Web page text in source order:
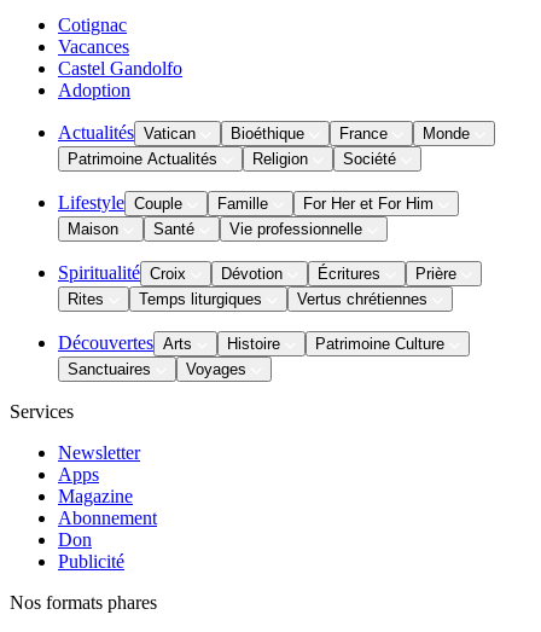
Cotignac
Vacances
Castel Gandolfo
Adoption
Actualités Vatican Bioéthique France
Monde
Patrimoine Actualités
Religion Société
Lifestyle Couple Famille
For Her et For Him
Maison
Santé Vie professionnelle
Spiritualité Croix Dévotion Écritures
Prière
Rites
Temps liturgiques Vertus chrétiennes
Découvertes Arts Histoire
Patrimoine Culture
Sanctuaires
Voyages
Services
Newsletter
Apps
Magazine
Abonnement
Don
Publicité
Nos formats phares